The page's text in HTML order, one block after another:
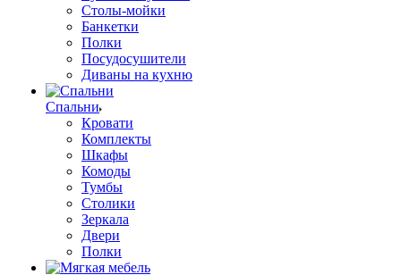
Столы-мойки
Банкетки
Полки
Посудосушители
Диваны на кухню
Спальни
Кровати
Комплекты
Шкафы
Комоды
Тумбы
Столики
Зеркала
Двери
Полки